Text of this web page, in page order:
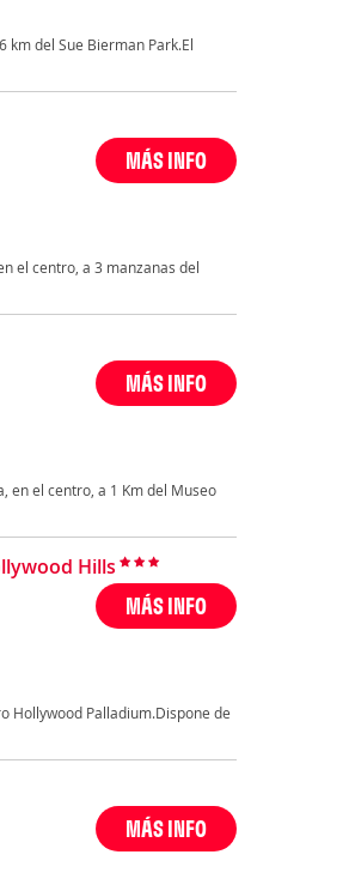
km del Sue Bierman Park.El
MÁS INFO
el centro, a 3 manzanas del
MÁS INFO
en el centro, a 1 Km del Museo
Hills
MÁS INFO
Hollywood Palladium.Dispone de
MÁS INFO